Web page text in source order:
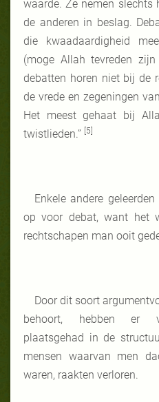
waarde. Ze nemen
de anderen in beslag.
die kwaadaardigheid
(moge Allah tevreden
debatten horen niet bij de
de vrede en zegeningen
Het meest gehaat bij
twistlieden.” [5]
Enkele andere
op voor debat, want het
rechtschapen man ooit
Door dit soort
behoort, hebben er
plaatsgehad in de
mensen waarvan men
waren, raakten verloren.